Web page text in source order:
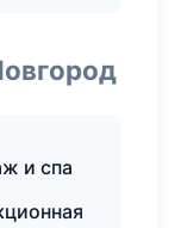
и спа